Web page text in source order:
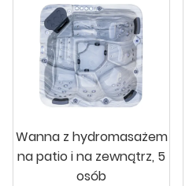
Wanna z hydromasażem
na patio i na zewnątrz, 5
osób